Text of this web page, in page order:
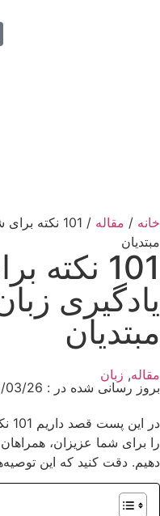
خانه / مقاله
/ 101 نکته
مبتدیان
101
یادگیری
مبتدیان
مقاله, زبان
بروز رسانی شده در : 1405/03/26
در این پست قصد داریم 101 نکته برای
را برای شما عزیزان،
دهیم. دقت کنید که این